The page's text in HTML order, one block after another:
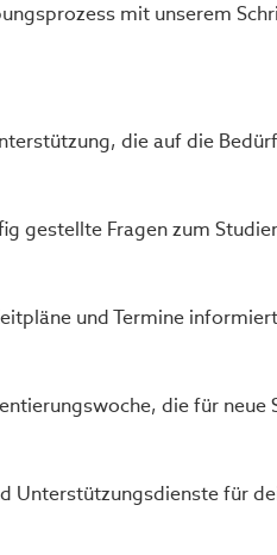
mit unserem
die auf die
gestellte Fragen zum
und Termine
die für
Unterstützungsdienste für